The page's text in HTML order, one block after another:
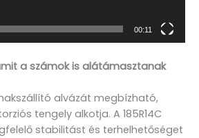
00:11
a számok is alátámasztanak
alvázát megbízható,
tengely alkotja. A 185R14C
stabilitást és terhelhetőséget